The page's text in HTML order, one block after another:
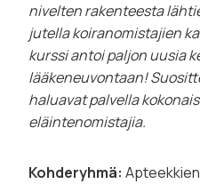
nivelten rakenteesta
jutella koiranomistajien
kurssi antoi paljon uusia
lääkeneuvontaan!
haluavat palvella
eläintenomistajia.
Kohderyhmä: